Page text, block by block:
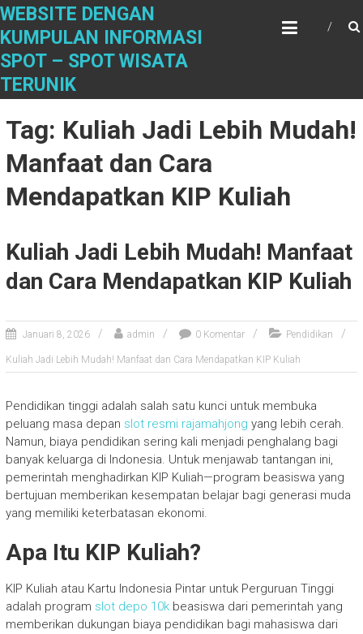
S
i
p
t
o
WEBSITE DENGAN
KUMPULAN INFORMASI
SPOT – SPOT WISATA
TERUNIK
Tag: Kuliah Jadi Lebih Mudah!
Manfaat dan Cara
Mendapatkan KIP Kuliah
Kuliah Jadi Lebih Mudah! Manfaat
dan Cara Mendapatkan KIP Kuliah
Januari 8, 2026 admin 0 Komentar Pendidikan
Kuliah Jadi Lebih Mudah! Manfaat dan Cara Mendapatkan KIP Kuliah
Pendidikan tinggi adalah salah satu kunci untuk membuka
peluang masa depan slot resmi rajamahjong yang lebih cerah.
Namun, biaya pendidikan sering kali menjadi penghalang bagi
banyak keluarga di Indonesia. Untuk menjawab tantangan ini,
pemerintah menghadirkan KIP Kuliah—program beasiswa yang
bertujuan memberikan kesempatan belajar bagi generasi muda
yang memiliki keterbatasan ekonomi.
Apa Itu KIP Kuliah?
KIP Kuliah atau Kartu Indonesia Pintar untuk Perguruan Tinggi
adalah program slot depo 10kbeasiswa dari pemerintah yang
memberikan dukungan biaya pendidikan bagi mahasiswa dari